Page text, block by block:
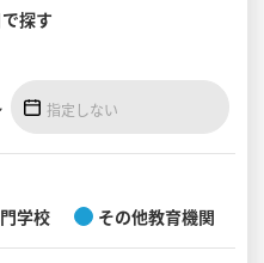
探す
学校 その他教育機関